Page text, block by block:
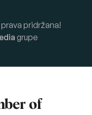
pridržana!
grupe
of